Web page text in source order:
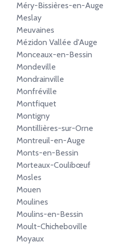
Méry-Bissières-en-Auge
Meslay
Meuvaines
Mézidon Vallée d'Auge
Monceaux-en-Bessin
Mondeville
Mondrainville
Monfréville
Montfiquet
Montigny
Montillières-sur-Orne
Montreuil-en-Auge
Monts-en-Bessin
Morteaux-Coulibœuf
Mosles
Mouen
Moulines
Moulins-en-Bessin
Moult-Chicheboville
Moyaux